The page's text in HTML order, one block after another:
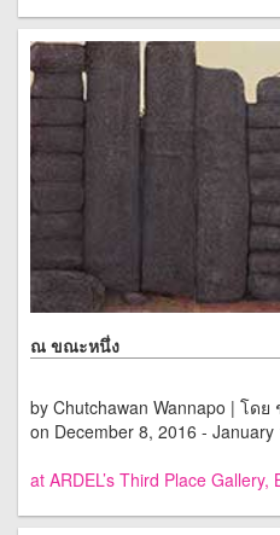
ณ ขณะหนึ่ง
by Chutchawan Wannapo | โด
on December 8, 2016 - January
at ARDEL’s Third Place Gallery,